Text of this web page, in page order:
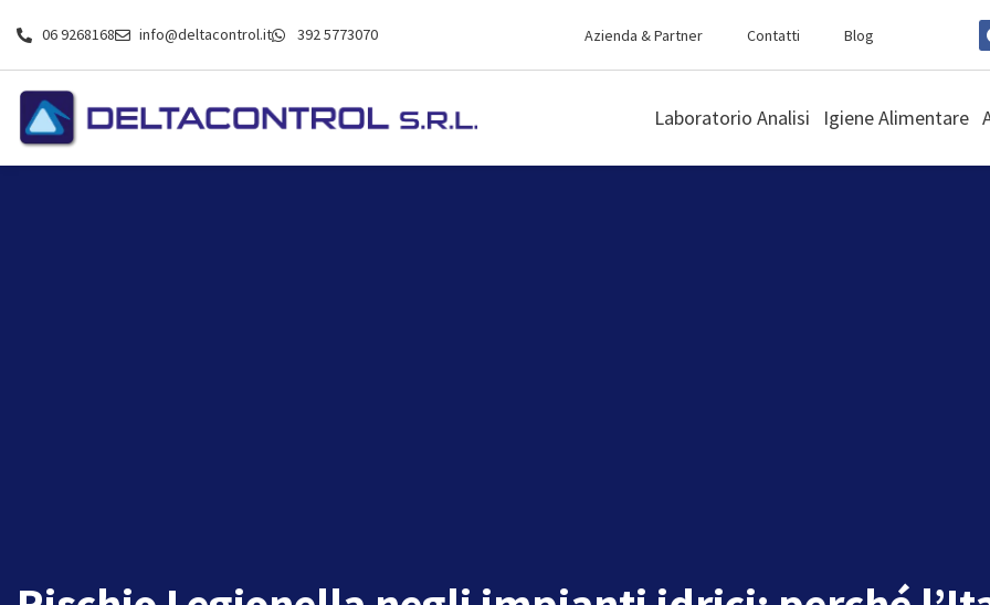
06 9268168 info@deltacontrol.it 392 5773070 Azienda & Partner Contatti Blog
Laboratorio Analisi Igiene Alimentare